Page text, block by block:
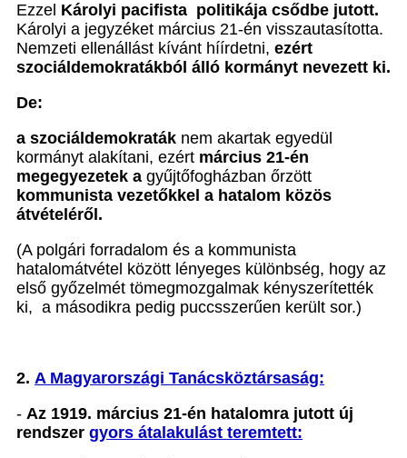
Ezzel Károlyi pacifista politikája csődbe jutott.
Károlyi a jegyzéket március 21-én visszautasította.
Nemzeti ellenállást kívánt híírdetni, ezért
szociáldemokratákból álló kormányt nevezett ki.
De:
a szociáldemokraták nem akartak egyedül
kormányt alakítani, ezért március 21-én
megegyezetek a gyűjtőfogházban őrzött
kommunista vezetőkkel a hatalom közös
átvételéről.
(A polgári forradalom és a kommunista
hatalomátvétel között lényeges különbség, hogy az
első győzelmét tömegmozgalmak kényszerítették
ki, a másodikra pedig puccsszerűen került sor.)
2. A Magyarországi Tanácsköztársaság:
- Az 1919. március 21-én hatalomra jutott új
rendszer gyors átalakulást teremtett: